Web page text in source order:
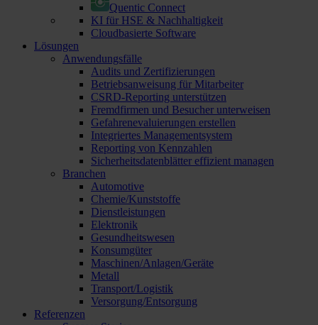
Quentic Connect
KI für HSE & Nachhaltigkeit
Cloudbasierte Software
Lösungen
Anwendungsfälle
Audits und Zertifizierungen
Betriebsanweisung für Mitarbeiter
CSRD-Reporting unterstützen
Fremdfirmen und Besucher unterweisen
Gefahrenevaluierungen erstellen
Integriertes Managementsystem
Reporting von Kennzahlen
Sicherheitsdatenblätter effizient managen
Branchen
Automotive
Chemie/Kunststoffe
Dienstleistungen
Elektronik
Gesundheitswesen
Konsumgüter
Maschinen/Anlagen/Geräte
Metall
Transport/Logistik
Versorgung/Entsorgung
Referenzen